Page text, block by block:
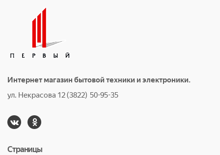
Интернет магазин бытовой техники и электроники.
ул. Некрасова 12 (3822) 50-95-35
Страницы